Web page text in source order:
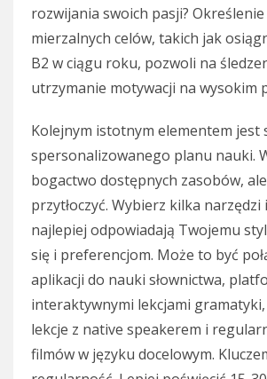
rozwijania swoich pasji?
mierzalnych celów, takich jak
B2 w ciągu roku, pozwoli na
utrzymanie motywacji na wysokim
Kolejnym istotnym elementem jest
spersonalizowanego planu nauki.
bogactwo dostępnych zasobów,
przytłoczyć. Wybierz kilka
najlepiej odpowiadają Twojemu
się i preferencjom. Może to być
aplikacji do nauki słownictwa,
interaktywnymi lekcjami
lekcje z native speakerem i
filmów w języku docelowym.